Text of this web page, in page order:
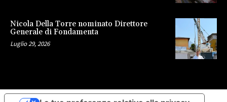
Nicola Della Torre nominato Direttore
Generale di Fondamenta
Luglio 29, 2026